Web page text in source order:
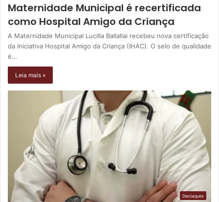
Maternidade Municipal é recertificada
como Hospital Amigo da Criança
A Maternidade Municipal Lucilla Ballallai recebeu nova certificação
da Iniciativa Hospital Amigo da Criança (IHAC). O selo de qualidade
é…
Leia mais »
Destaques